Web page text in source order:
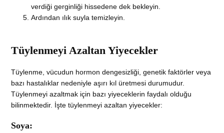
verdiği gerginliği hissedene dek bekleyin.
Ardından ılık suyla temizleyin.
Tüylenmeyi Azaltan Yiyecekler
Tüylenme, vücudun hormon dengesizliği, genetik faktörler veya
bazı hastalıklar nedeniyle aşırı kıl üretmesi durumudur.
Tüylenmeyi azaltmak için bazı yiyeceklerin faydalı olduğu
bilinmektedir. İşte tüylenmeyi azaltan yiyecekler:
Soya: